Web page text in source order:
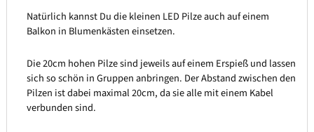
Natürlich kannst Du die kleinen LED Pilze auch auf einem
Balkon in Blumenkästen einsetzen.
Die 20cm hohen Pilze sind jeweils auf einem Erspieß und lassen
sich so schön in Gruppen anbringen. Der Abstand zwischen den
Pilzen ist dabei maximal 20cm, da sie alle mit einem Kabel
verbunden sind.